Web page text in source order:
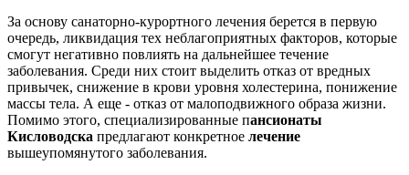
За основу санаторно-курортного лечения берется в первую
очередь, ликвидация тех неблагоприятных факторов, которые
смогут негативно повлиять на дальнейшее течение
заболевания. Среди них стоит выделить отказ от вредных
привычек, снижение в крови уровня холестерина, понижение
массы тела. А еще - отказ от малоподвижного образа жизни.
Помимо этого, специализированные пансионаты
Кисловодска предлагают конкретное лечение
вышеупомянутого заболевания.